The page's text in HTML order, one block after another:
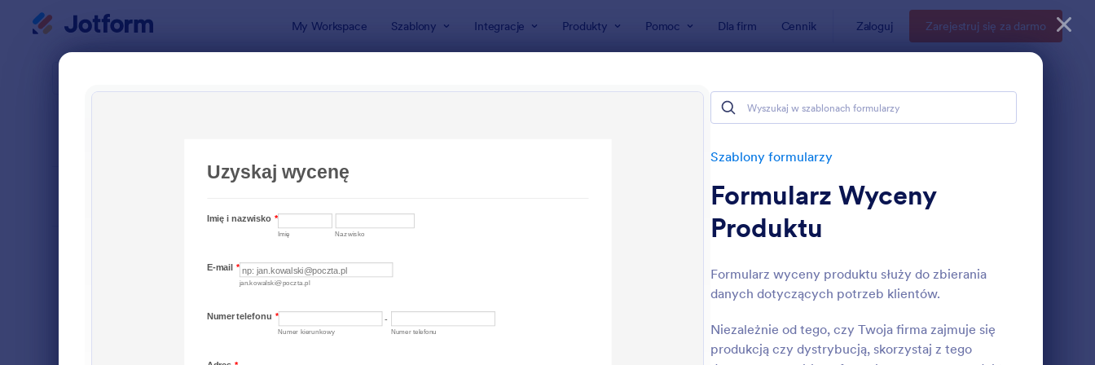
My Workspace Szablony Integracje Produkty Pomoc Dla firm Cennik Zaloguj Zarejestruj się za darmo
Szablony formularzy
Formularz Wyceny
Produktu
Formularz wyceny produktu służy do zbierania
danych dotyczących potrzeb klientów.
Niezależnie od tego, czy Twoja firma zajmuje się
produkcją czy dystrybucją, skorzystaj z tego
: Prośba O Wycenę Podgląd